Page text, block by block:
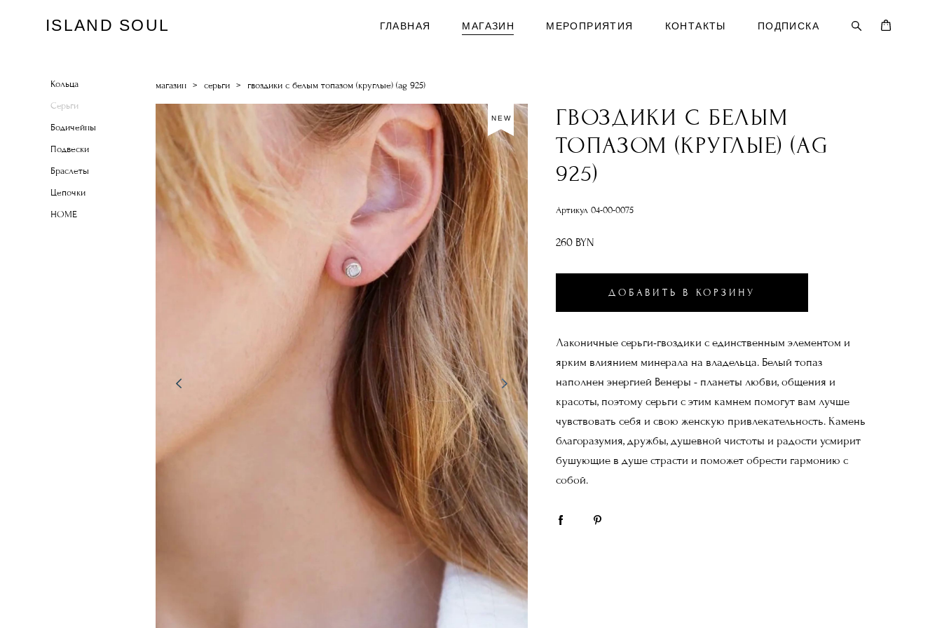
ISLAND SOUL ГЛАВНАЯ МАГАЗИН МЕРОПРИЯТИЯ КОНТАКТЫ ПОДПИСКА
Кольца
Серьги
Бодичейны
Подвески
Браслеты
Цепочки
HOME
магазин > серьги > гвоздики с белым топазом (круглые) (ag 925)
NEW
ГВОЗДИКИ С БЕЛЫМ
ТОПАЗОМ (КРУГЛЫЕ) (AG
925)
Артикул 04-00-0075
260 BYN
ДОБАВИТЬ В КОРЗИНУ
Лаконичные серьги-гвоздики с единственным элементом и
ярким влиянием минерала на владельца. Белый топаз
наполнен энергией Венеры - планеты любви, общения и
красоты, поэтому серьги с этим камнем помогут вам лучше
чувствовать себя и свою женскую привлекательность. Камень
благоразумия, дружбы, душевной чистоты и радости усмирит
бушующие в душе страсти и поможет обрести гармонию с
собой.